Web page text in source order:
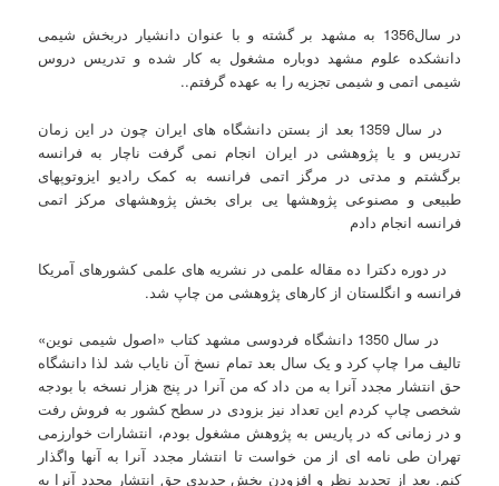
در سال1356 به مشهد بر گشته و با عنوان دانشیار دربخش شیمی
دانشکده علوم مشهد دوباره مشغول به کار شده و تدریس دروس
شیمی اتمی و شیمی تجزیه را به عهده گرفتم..
در سال 1359 بعد از بستن دانشگاه های ایران چون در این زمان
تدریس و یا پژوهشی در ایران انجام نمی گرفت ناچار به فرانسه
برگشتم و مدتی در مرگز اتمی فرانسه به کمک رادیو ایزوتوپهای
طبیعی و مصنوعی پژوهشها یی برای بخش پژوهشهای مرکز اتمی
فرانسه انجام دادم
در دوره دکترا ده مقاله علمی در نشریه های علمی کشورهای آمریکا
فرانسه و انگلستان از کارهای پژوهشی من چاپ شد.
در سال 1350 دانشگاه فردوسی مشهد کتاب «اصول شیمی نوین»
تالیف مرا چاپ کرد و یک سال بعد تمام نسخ آن نایاب شد لذا دانشگاه
حق انتشار مجدد آنرا به من داد که من آنرا در پنج هزار نسخه با بودجه
شخصی چاپ کردم این تعداد نیز بزودی در سطح کشور به فروش رفت
و در زمانی که در پاریس به پژوهش مشغول بودم، انتشارات خوارزمی
تهران طی نامه ای از من خواست تا انتشار مجدد آنرا به آنها واگذار
کنم. بعد از تجدید نظر و افزودن بخش جدیدی حق انتشار مجدد آنرا به